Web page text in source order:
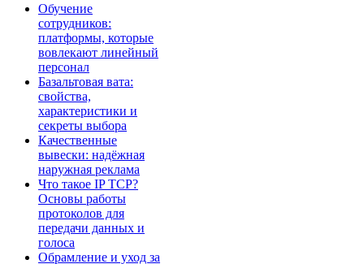
Обучение
сотрудников:
платформы, которые
вовлекают линейный
персонал
Базальтовая вата:
свойства,
характеристики и
секреты выбора
Качественные
вывески: надёжная
наружная реклама
Что такое IP TCP?
Основы работы
протоколов для
передачи данных и
голоса
Обрамление и уход за